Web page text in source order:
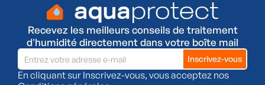
Recevez les meilleurs conseils de traitement
d'humidité directement dans votre boîte mail
En cliquant sur Inscrivez-vous, vous acceptez nos